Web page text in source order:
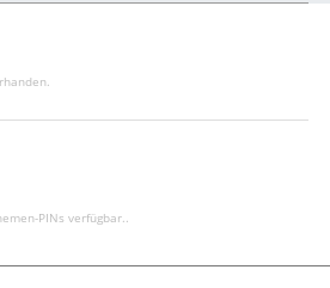
PINs verfügbar..